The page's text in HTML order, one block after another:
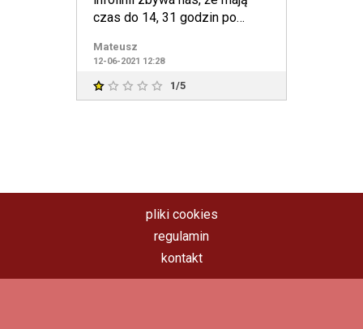
czas do 14, 31 godzin po
Mateusz
12-06-2021 12:28
1/5
pliki cookies
regulamin
kontakt